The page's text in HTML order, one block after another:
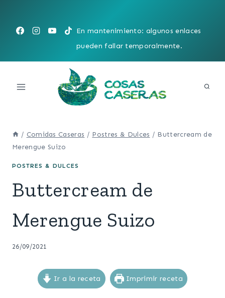
contenido
En mantenimiento: algunos enlaces
pueden fallar temporalmente.
/ Comidas Caseras / Postres & Dulces / Buttercream de
Merengue Suizo
POSTRES & DULCES
Buttercream de
Merengue Suizo
26/09/2021
Ir a la receta Imprimir receta